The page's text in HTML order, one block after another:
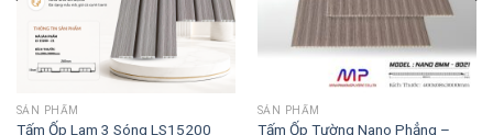
SẢN PHẨM
Tấm Ốp Lam 3 Sóng LS15200
SẢN PHẨM
Tấm Ốp Tường Nano Phẳng –